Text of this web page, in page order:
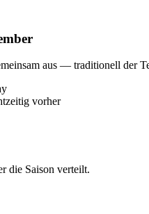
aus — traditionell der
vorher
die Saison verteilt.